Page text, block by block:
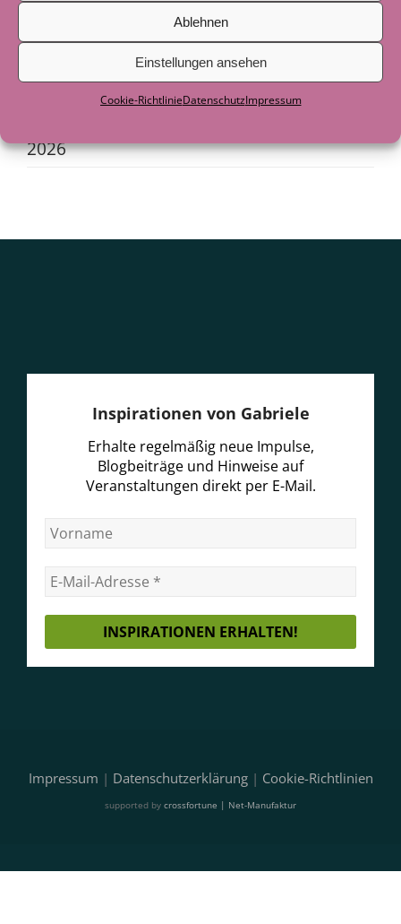
Ablehnen
Einstellungen ansehen
Cookie-RichtlinieDatenschutzImpressum
Geschichte zum Nachdenken: Als das
Boot nicht mehr gebraucht wurde
Juni 2026
2026
Inspirationen von Gabriele
Erhalte regelmäßig neue Impulse,
Blogbeiträge und Hinweise auf
Veranstaltungen direkt per E-Mail.
Impressum | Datenschutzerklärung| Cookie-Richtlinien
supported by crossfortune | Net-Manufaktur